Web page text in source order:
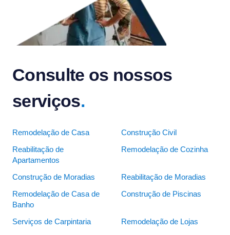
Consulte os nossos
serviços.
Remodelação de Casa Construção Civil
Reabilitação de
Apartamentos
Remodelação de Cozinha
Construção de Moradias Reabilitação de Moradias
Remodelação de Casa de
Banho
Construção de Piscinas
Serviços de Carpintaria Remodelação de Lojas